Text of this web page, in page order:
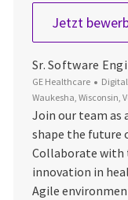
Jetzt
Sr. Software
GE Healthcare
Waukesha, Wisconsin,
Join our team as
shape the future
Collaborate with
innovation in
Agile